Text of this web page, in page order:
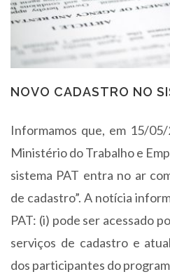
NOVO CADASTRO NO
Informamos que, em 15/
Ministério do Trabalho e
sistema PAT entra no ar
de cadastro”. A notícia
PAT: (i) pode ser acessado
serviços de cadastro e
dos participantes do